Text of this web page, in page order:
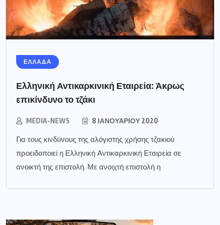
ΕΛΛΑΔΑ
Ελληνική Αντικαρκινική Εταιρεία: Άκρως
επικίνδυνο το τζάκι
MEDIA-NEWS 8 ΙΑΝΟΥΑΡΊΟΥ 2020
Για τους κινδύνους της αλόγιστης χρήσης τζακιού
προειδοποιεί η Ελληνική Αντικαρκινική Εταιρεία σε
ανοικτή της επιστολή. Με ανοιχτή επιστολή η